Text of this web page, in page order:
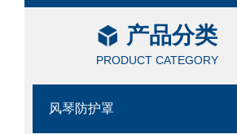
产品分类
PRODUCT CATEGORY
风琴防护罩